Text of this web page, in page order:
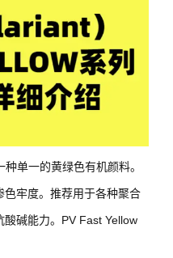
单一的黄绿色有机颜料。
牢度。推荐用于各种聚合
碱能力。PV Fast Yellow